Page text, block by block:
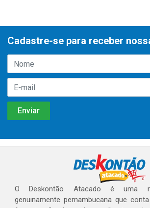
Cadastre-se para receber
O Deskontão Atacado é uma
genuinamente pernambucana que